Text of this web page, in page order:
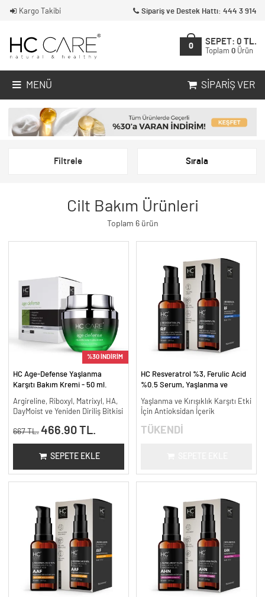
Kargo Takibi Sipariş ve Destek Hattı: 444 3 914
0
SEPET: 0 TL.
Toplam 0 Ürün
MENÜ SIPARIŞ VER
Filtrele Sırala
Cilt Bakım Ürünleri
Toplam 6 ürün
%30 İNDİRİM
HC Age-Defense Yaşlanma
Karşıtı Bakım Kremi - 50 ml.
Argireline, Riboxyl, Matrixyl, HA,
DayMoist ve Yeniden Diriliş Bitkisi
667 TL. 466.90 TL.
SEPETE EKLE
HC Resveratrol %3, Ferulic Acid
%0.5 Serum, Yaşlanma ve
Yaşlanma ve Kırışıklık Karşıtı Etki
İçin Antioksidan İçerik
TÜKENDİ